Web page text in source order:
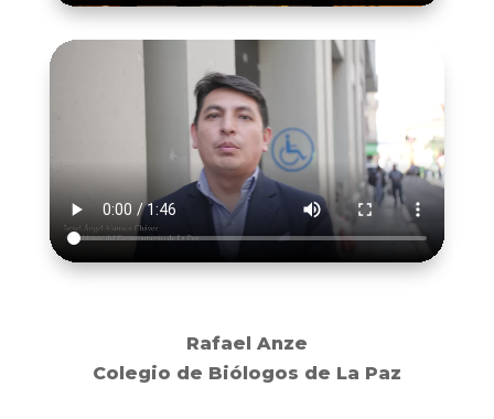
Rafael Anze
Colegio de Biólogos de La Paz